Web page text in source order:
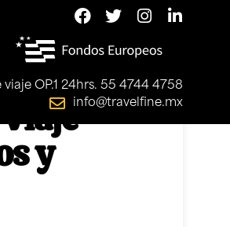
OP.1 24hrs. 55 4744 4758
info@travelfine.mx
viaje
y